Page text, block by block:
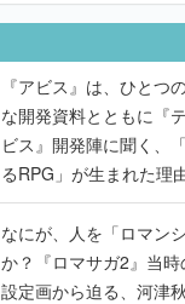
『アビス』は、ひと
な開発資料とともに『
ビス』開発陣に聞く、
るRPG」が生まれた理
書】
なにが、人を「ロマン
か？『ロマサガ2』当
設定画から迫る、河津